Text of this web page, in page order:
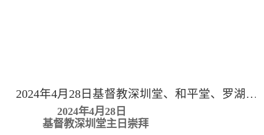
2024年4月28日基督教深圳堂、和平堂、罗湖堂主日崇拜
2024年4月28日
基督教深圳堂主日崇拜